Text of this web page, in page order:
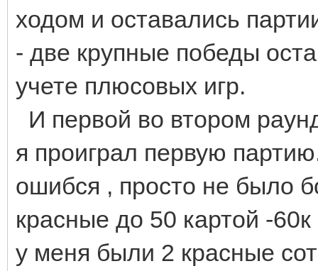
ходом и оставались
- две крупные победы
учете плюсовых игр.
И первой во втором
я проиграл первую
ошибся , просто не было
красные до 50 картой -
у меня были 2 красные